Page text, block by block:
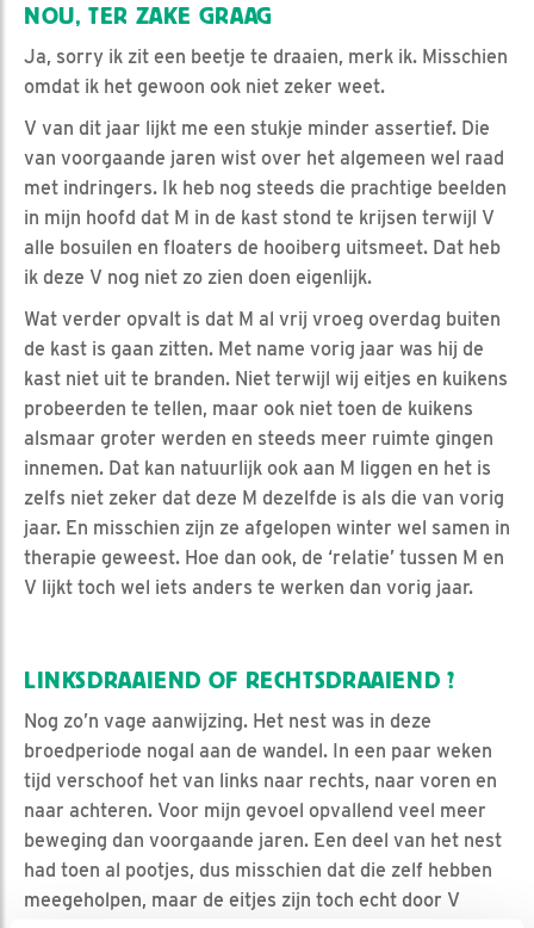
NOU, TER ZAKE GRAAG
Ja, sorry ik zit een beetje te draaien, merk ik. Misschien
omdat ik het gewoon ook niet zeker weet.
V van dit jaar lijkt me een stukje minder assertief. Die
van voorgaande jaren wist over het algemeen wel raad
met indringers. Ik heb nog steeds die prachtige beelden
in mijn hoofd dat M in de kast stond te krijsen terwijl V
alle bosuilen en floaters de hooiberg uitsmeet. Dat heb
ik deze V nog niet zo zien doen eigenlijk.
Wat verder opvalt is dat M al vrij vroeg overdag buiten
de kast is gaan zitten. Met name vorig jaar was hij de
kast niet uit te branden. Niet terwijl wij eitjes en kuikens
probeerden te tellen, maar ook niet toen de kuikens
alsmaar groter werden en steeds meer ruimte gingen
innemen. Dat kan natuurlijk ook aan M liggen en het is
zelfs niet zeker dat deze M dezelfde is als die van vorig
jaar. En misschien zijn ze afgelopen winter wel samen in
therapie geweest. Hoe dan ook, de ‘relatie’ tussen M en
V lijkt toch wel iets anders te werken dan vorig jaar.
LINKSDRAAIEND OF RECHTSDRAAIEND ?
Nog zo’n vage aanwijzing. Het nest was in deze
broedperiode nogal aan de wandel. In een paar weken
tijd verschoof het van links naar rechts, naar voren en
naar achteren. Voor mijn gevoel opvallend veel meer
beweging dan voorgaande jaren. Een deel van het nest
had toen al pootjes, dus misschien dat die zelf hebben
meegeholpen, maar de eitjes zijn toch echt door V